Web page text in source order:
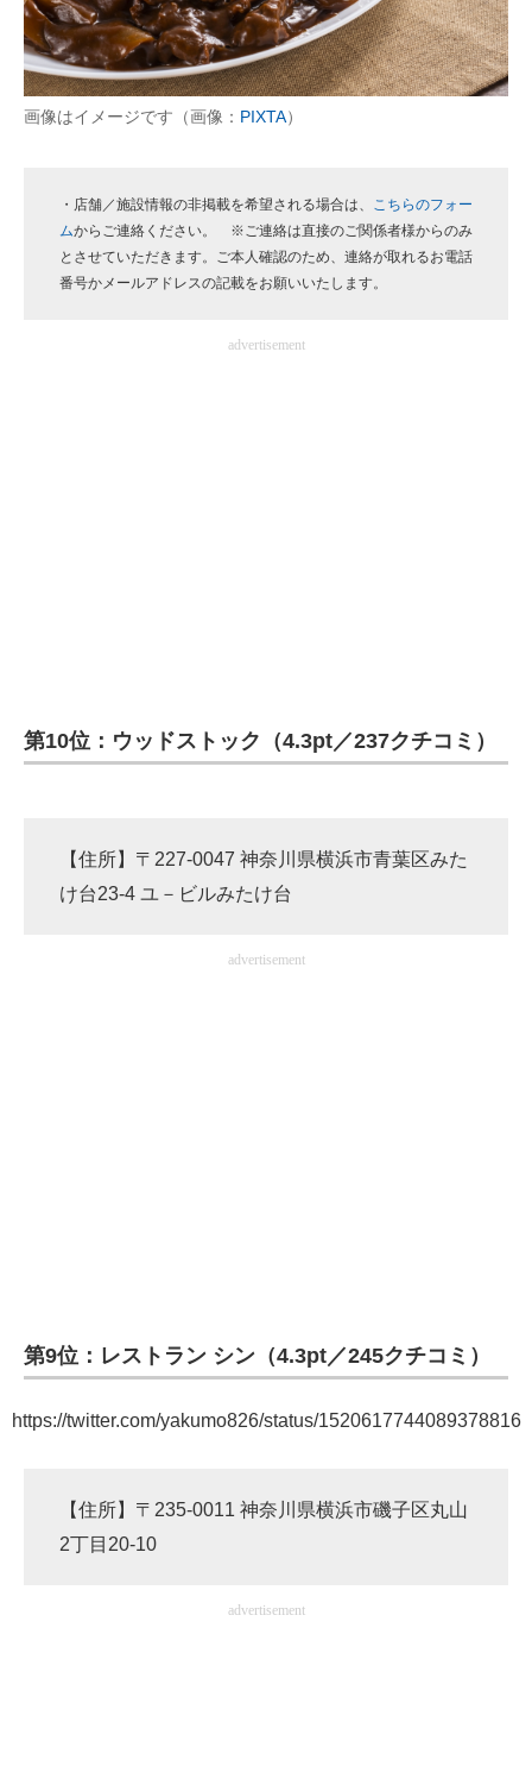
経営リーダーのコミュニティ
マーケ×ITの今がよく分かる
企業向けIT製品の総合サイト
IT製品の技術・比較・事例
モノづくり技術者専門サイト
画像はイメージです（画像： PIXTA）
・店舗／施設情報の非掲載を希望される場合は、 こちらのフォー
ムからご連絡ください。 ※ご連絡は直接のご関係者様からのみ
とさせていただきます。ご本人確認のため、連絡が取れるお電話
番号かメールアドレスの記載をお願いいたします。
advertisement
第10位：ウッドストック（4.3pt／237クチコミ）
【住所】〒227-0047 神奈川県横浜市青葉区みた
け台23-4 ユ－ビルみたけ台
advertisement
第9位：レストラン シン（4.3pt／245クチコミ）
https://twitter.com/yakumo826/status/1520617744089378816
【住所】〒235-0011 神奈川県横浜市磯子区丸山
2丁目20-10
advertisement